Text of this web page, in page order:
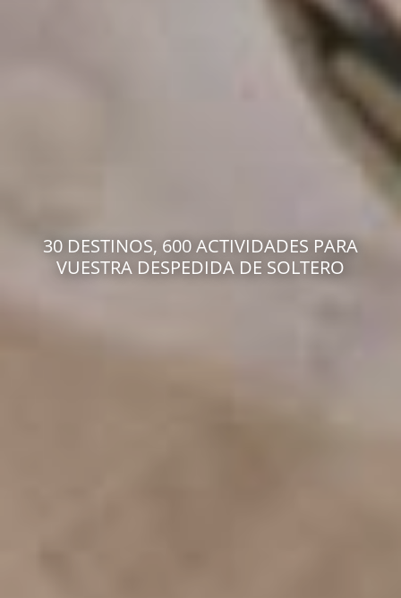
30 DESTINOS, 600 ACTIVIDADES PARA
VUESTRA DESPEDIDA DE SOLTERO